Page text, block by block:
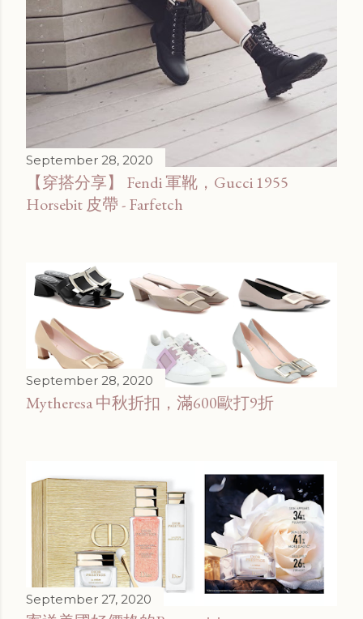
September 28, 2020
【穿搭分享】 Fendi 軍靴，Gucci 1955
Horsebit 皮帶 - Farfetch
September 28, 2020
Mytheresa 中秋折扣，滿600歐打9折
September 27, 2020